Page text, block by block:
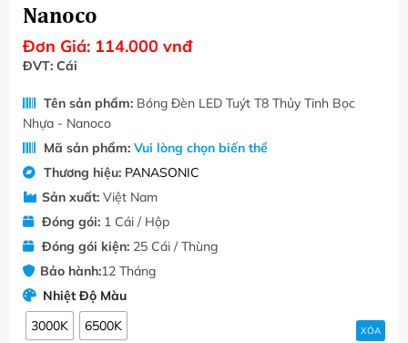
Nanoco
Đơn Giá: 114.000 vnđ
ĐVT: Cái
Tên sản phẩm:Bóng Đèn LED Tuýt T8 Thủy Tinh Bọc
Nhựa - Nanoco
Mã sản phẩm: Vui lòng chọn biến thể
Thương hiệu: PANASONIC
Sản xuất:Việt Nam
Đóng gói:1 Cái / Hộp
Đóng gói kiện:25 Cái / Thùng
Bảo hành:12 Tháng
Nhiệt Độ Màu
3000K
6500K XÓA